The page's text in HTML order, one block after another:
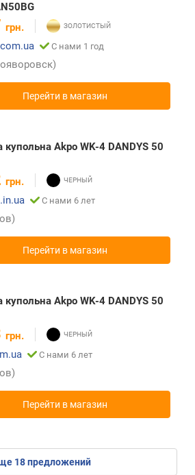
грн.
С нами 1 год
Перейти в магазин
Akpo WK-4 DANDYS 50
грн.
С нами 6 лет
Перейти в магазин
Akpo WK-4 DANDYS 50
грн.
С нами 6 лет
Перейти в магазин
18предложений